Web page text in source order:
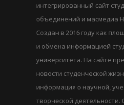
интегрированный сайт
объединений и масмедиа
Создан в 2016 году как
и обмена информацией
университета. На сайте
новости студенческой
информация о научной,
творческой деятельности.